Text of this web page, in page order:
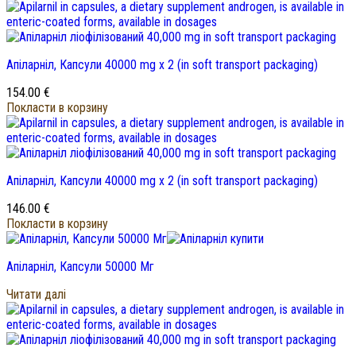
Апіларніл, Капсули 40000 mg х 2 (in soft transport packaging)
154.00 €
Покласти в корзину
Апіларніл, Капсули 40000 mg х 2 (in soft transport packaging)
146.00 €
Покласти в корзину
Апіларніл, Капсули 50000 Мг
Читати далі